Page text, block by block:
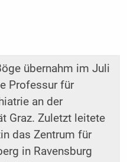
übernahm im Juli
Professur für
an der
Graz. Zuletzt leitete
das Zentrum für
in Ravensburg